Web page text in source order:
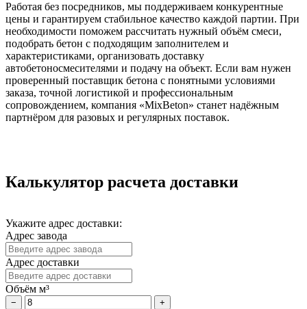
Работая без посредников, мы поддерживаем конкурентные
цены и гарантируем стабильное качество каждой партии. При
необходимости поможем рассчитать нужный объём смеси,
подобрать бетон с подходящим заполнителем и
характеристиками, организовать доставку
автобетоносмесителями и подачу на объект. Если вам нужен
проверенный поставщик бетона с понятными условиями
заказа, точной логистикой и профессиональным
сопровождением, компания «MixBeton» станет надёжным
партнёром для разовых и регулярных поставок.
Калькулятор расчета доставки
Укажите адрес доставки:
Адрес завода
Адрес доставки
Объём м³
− +